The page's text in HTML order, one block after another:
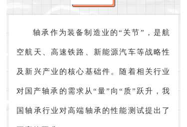
轴承作为装备制造业的“关节”，是航
空航天、高速铁路、新能源汽车等战略性
及新兴产业的核心基础件。随着相关行业
对国产轴承的需求从“量”向“质”跃升，我
国轴承行业对高端轴承的性能测试提出了